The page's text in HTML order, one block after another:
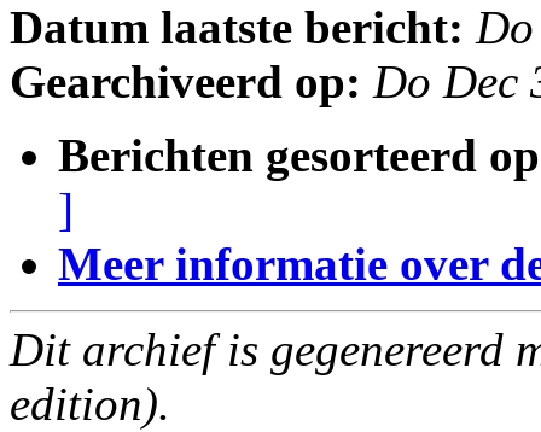
Datum laatste bericht:
Gearchiveerd op: Do Dec
Berichten gesorteerd
]
Meer informatie over
Dit archief is gegenereerd
edition).